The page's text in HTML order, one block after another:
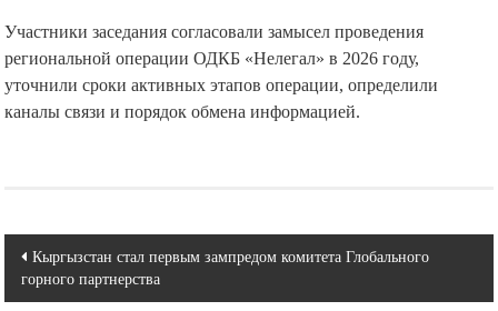
Участники заседания согласовали замысел проведения
региональной операции ОДКБ «Нелегал» в 2026 году,
уточнили сроки активных этапов операции, определили
каналы связи и порядок обмена информацией.
Навигация
по
Кыргызстан стал первым зампредом комитета Глобального
горного партнерства